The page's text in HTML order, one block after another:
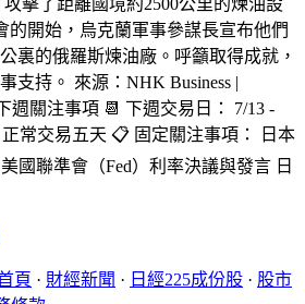
的開始，烏克蘭軍事參謀長宣布他們
裏的俄羅斯煉油廠。呼籲取得成就，
支持。 來源：NHK Business |
週關注事項 📆 下週交易日： 7/13 -
常交易五天 📋 固定關注事項： 日本
國聯準會（Fed）利率決議與發言 日
頁 · 財經新聞 · 日經225成份股 · 股市